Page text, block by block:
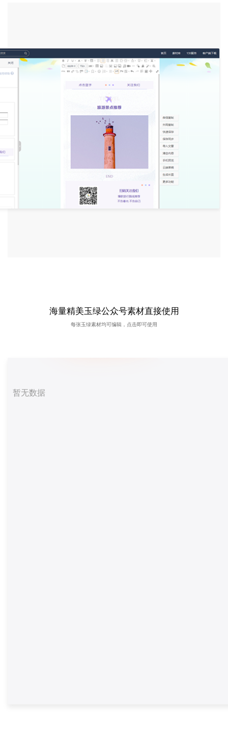
海量精美玉绿公众号素材直接使用
每张玉绿素材均可编辑，点击即可使用